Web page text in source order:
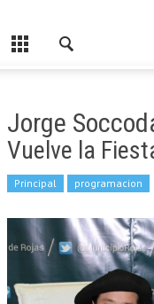
Jorge
Vuelve la
Principal programacion